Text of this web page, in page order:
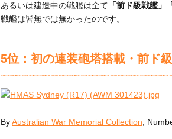
あるいは建造中の戦艦は全て 「前ド級戦艦
戦艦は皆無では無かったのです。
5位：初の連装砲塔搭載・前ド
ByAustralian War Memorial Collection ,